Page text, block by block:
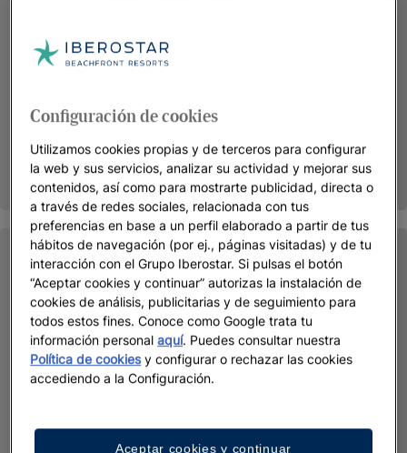
Configuración de cookies
Utilizamos cookies propias y de terceros para configurar
la web y sus servicios, analizar su actividad y mejorar sus
contenidos, así como para mostrarte publicidad, directa o
a través de redes sociales, relacionada con tus
preferencias en base a un perfil elaborado a partir de tus
hábitos de navegación (por ej., páginas visitadas) y de tu
interacción con el Grupo Iberostar. Si pulsas el botón
“Aceptar cookies y continuar” autorizas la instalación de
cookies de análisis, publicitarias y de seguimiento para
todos estos fines. Conoce como Google trata tu
información personalaquí. Puedes consultar nuestra
Política de cookiesy configurar o rechazar las cookies
accediendo a la Configuración.
Aceptar cookies y continuar